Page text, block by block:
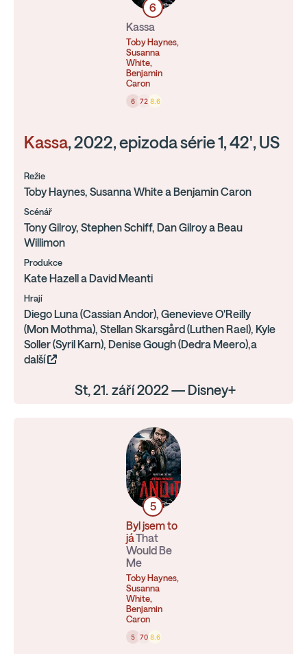
6
Kassa
Toby Haynes,
Susanna
White,
Benjamin
Caron
6 72 8.6
Kassa, 2022, epizoda série 1, 42', US
Režie
Toby Haynes, Susanna White a Benjamin Caron
Scénář
Tony Gilroy, Stephen Schiff, Dan Gilroy a Beau
Willimon
Produkce
Kate Hazell a David Meanti
Hrají
Diego Luna (Cassian Andor), Genevieve O'Reilly
(Mon Mothma), Stellan Skarsgård (Luthen Rael), Kyle
Soller (Syril Karn), Denise Gough (Dedra Meero),a
další
St, 21. září 2022 — Disney+
5
Byl jsem to
jáThat
Would Be
Me
Toby Haynes,
Susanna
White,
Benjamin
Caron
5 70 8.6